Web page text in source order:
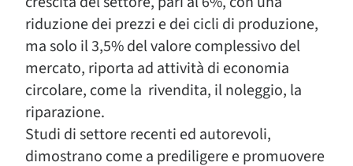
riduzione dei prezzi e dei cicli di produzione,
ma solo il 3,5% del valore complessivo del
mercato, riporta ad attività di economia
circolare, come la rivendita, il noleggio, la
riparazione.
Studi di settore recenti ed autorevoli,
dimostrano come a prediligere e promuovere